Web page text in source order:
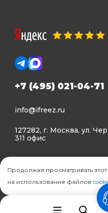
+7 (495) 021-04-71
info@ifreez.ru
127282, г. Москва, ул.
311 офис
Политика
Политика
© Ifreez - продажа и
Продолжая просматривать
на использование файлов